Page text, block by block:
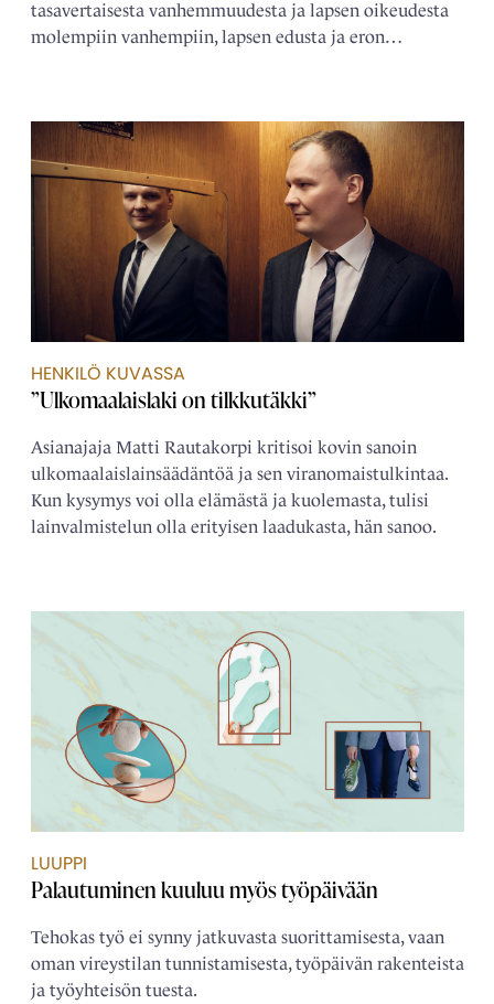
tasavertaisesta vanhemmuudesta ja lapsen oikeudesta
molempiin vanhempiin, lapsen edusta ja eron…
HENKILÖ KUVASSA
”Ulkomaalaislaki on tilkkutäkki”
Asianajaja Matti Rautakorpi kritisoi kovin sanoin
ulkomaalais­­lainsäädäntöä ja sen viranomais­tulkintaa.
Kun kysymys voi olla elämästä ja kuolemasta, tulisi
lain­­valmistelun olla erityisen laadukasta, hän sanoo.
LUUPPI
Palautuminen kuuluu myös työpäivään
Tehokas työ ei synny jatkuvasta suorittamisesta, vaan
oman vireystilan tunnistamisesta, työpäivän rakenteista
ja työyhteisön tuesta.